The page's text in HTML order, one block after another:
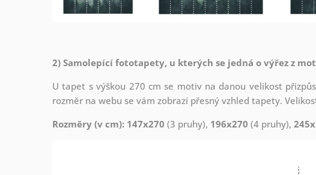
2) Samolepící fototapety, u kterých se jedná o výřez z
U tapet s výškou 270 cm se motiv na danou velikost
rozměr na webu se vám zobrazí přesný vzhled tapety.
Rozměry (v cm): 147x270 (3 pruhy), 196x270 (4 pruhy),